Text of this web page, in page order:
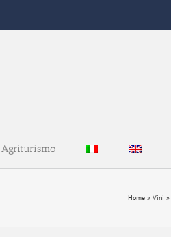
Agriturismo
Home » Vini »